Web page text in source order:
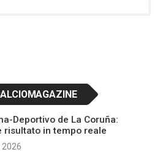
Deportivo de La Coruña:
risultato in tempo reale